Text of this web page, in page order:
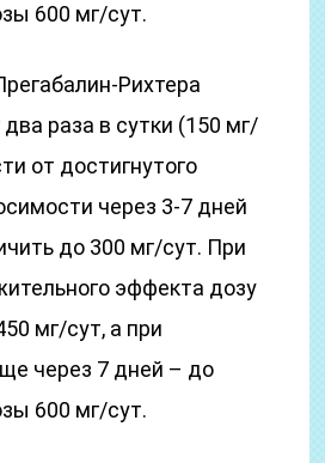
600 мг/сут.
Рихтера
раза в сутки (150 мг/
от достигнутого
через 3-7 дней
до 300 мг/сут. При
эффекта дозу
мг/сут, а при
через 7 дней – до
600 мг/сут.